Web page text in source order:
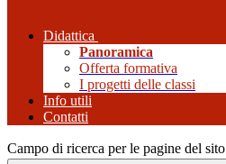
Didattica
Panoramica
Offerta formativa
I progetti delle classi
Info utili
Contatti
Campo di ricerca per le pagine del sito